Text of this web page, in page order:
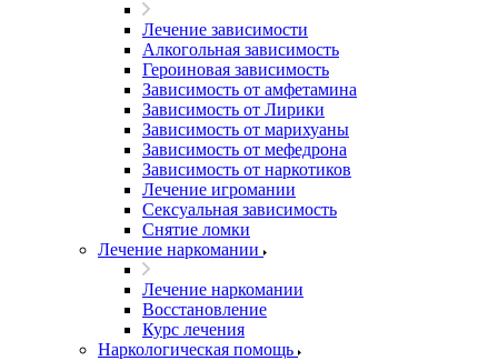
Лечение зависимости
Алкогольная зависимость
Героиновая зависимость
Зависимость от амфетамина
Зависимость от Лирики
Зависимость от марихуаны
Зависимость от мефедрона
Зависимость от наркотиков
Лечение игромании
Сексуальная зависимость
Снятие ломки
Лечение наркомании
Лечение наркомании
Восстановление
Курс лечения
Наркологическая помощь